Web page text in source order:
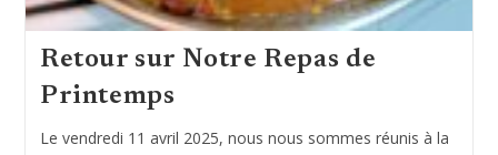
Retour sur Notre Repas de
Printemps
Le vendredi 11 avril 2025, nous nous sommes réunis à la